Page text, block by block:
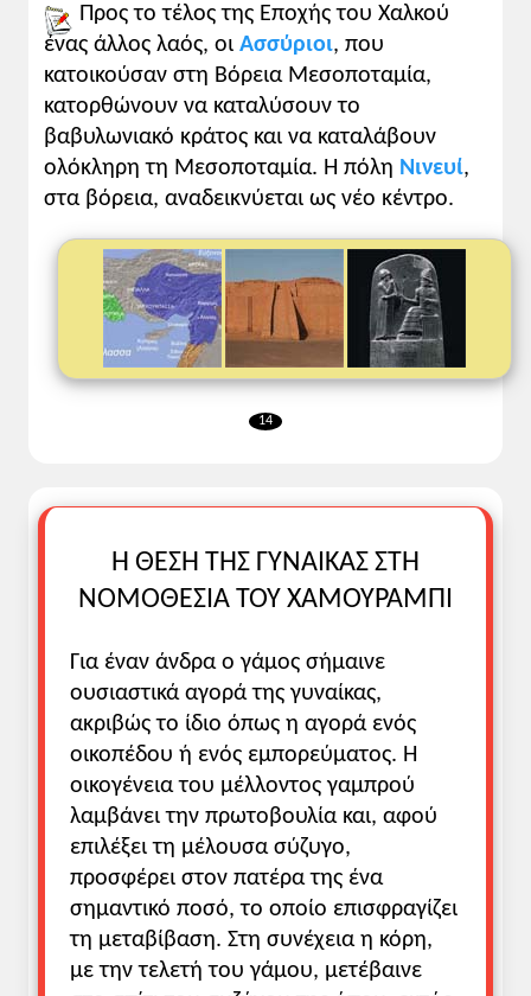
Προς το τέλος της Εποχής του Χαλκού
ένας άλλος λαός, οι Ασσύριοι, που
κατοικούσαν στη Βόρεια Μεσοποταμία,
κατορθώνουν να καταλύσουν το
βαβυλωνιακό κράτος και να καταλάβουν
ολόκληρη τη Μεσοποταμία. Η πόλη Νινευί,
στα βόρεια, αναδεικνύεται ως νέο κέντρο.
14
Η ΘΕΣΗ ΤΗΣ ΓΥΝΑΙΚΑΣ ΣΤΗ
ΝΟΜΟΘΕΣΙΑ ΤΟΥ ΧΑΜΟΥΡΑΜΠΙ
Για έναν άνδρα ο γάμος σήμαινε
ουσιαστικά αγορά της γυναίκας,
ακριβώς το ίδιο όπως η αγορά ενός
οικοπέδου ή ενός εμπορεύματος. Η
οικογένεια του μέλλοντος γαμπρού
λαμβάνει την πρωτοβουλία και, αφού
επιλέξει τη μέλουσα σύζυγο,
προσφέρει στον πατέρα της ένα
σημαντικό ποσό, το οποίο επισφραγίζει
τη μεταβίβαση. Στη συνέχεια η κόρη,
με την τελετή του γάμου, μετέβαινε